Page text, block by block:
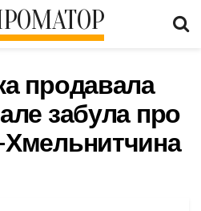
продавала
забула про